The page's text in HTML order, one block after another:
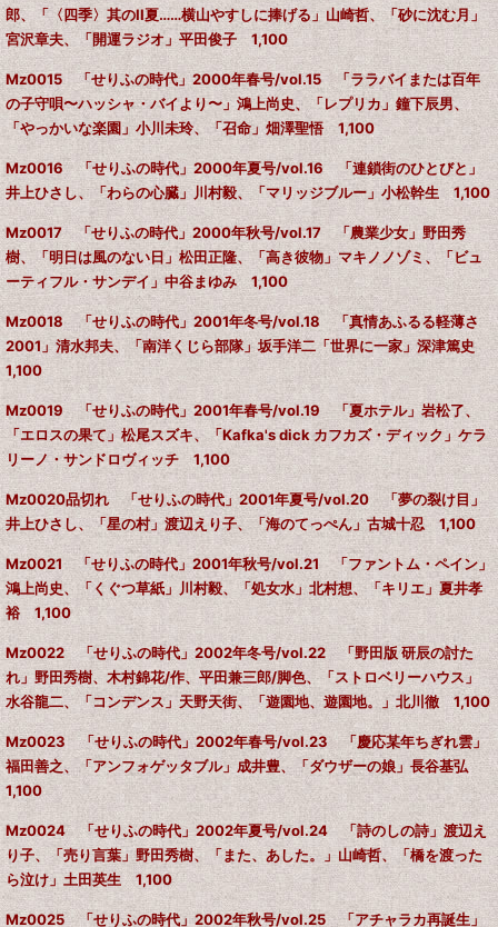
郎、「〈四季〉其のII夏……横山やすしに捧げる」山崎哲、「砂に沈む月」
宮沢章夫、 「開運ラジオ」平田俊子 1,100
Mz0015 「せりふの時代」2000年春号/vol.15 「ララバイまたは百年
の子守唄〜ハッシャ・バイより〜」鴻上尚史、「レプリカ」鐘下辰男、
「やっかいな楽園」小川未玲、
「召命」畑澤聖悟 1,100
Mz0016 「せりふの時代」2000年夏号/vol.16 「連鎖街のひとびと」
井上ひさし、「わらの心臓」川村毅、「マリッジブルー」小松幹生 1,100
Mz0017 「せりふの時代」2000年秋号/vol.17 「農業少女」野田秀
樹、「明日は風のない日」松田正隆、 「高き彼物」マキノノゾミ、「ビュ
ーティフル・サンデイ」中谷まゆみ 1,100
Mz0018 「せりふの時代」2001年冬号/vol.18 「真情あふるる軽薄さ
2001」清水邦夫、「南洋くじら部隊」坂手洋二「世界に一家」深津篤史
1,100
Mz0019 「せりふの時代」2001年春号/vol.19 「夏ホテル」岩松了、
「エロスの果て」松尾スズキ、「Kafka's dick カフカズ・ディック」ケラ
リーノ・サンドロヴィッチ 1,100
Mz0020品切れ 「せりふの時代」2001年夏号/vol.20 「夢の裂け目」
井上ひさし、「星の村」渡辺えり子、「海のてっぺん」古城十忍 1,100
Mz0021 「せりふの時代」2001年秋号/vol.21 「ファントム・ペイン」
鴻上尚史、「くぐつ草紙」川村毅、「処女水」北村想、「キリエ」夏井孝
裕 1,100
Mz0022 「せりふの時代」2002年冬号/vol.22 「野田版 研辰の討た
れ」野田秀樹、木村錦花/作、平田兼三郎/脚色、「ストロベリーハウス」
水谷龍二、「コンデンス」天野天街、「遊園地、遊園地。」北川徹 1,100
Mz0023 「せりふの時代」2002年春号/vol.23 「慶応某年ちぎれ雲」
福田善之、「アンフォゲッタブル」成井豊、「ダウザーの娘」長谷基弘
1,100
Mz0024 「せりふの時代」2002年夏号/vol.24 「詩のしの詩」渡辺え
り子、「売り言葉」野田秀樹、「また、あした。」山崎哲、「橋を渡った
ら泣け」土田英生 1,100
Mz0025 「せりふの時代」2002年秋号/vol.25 「アチャラカ再誕生」